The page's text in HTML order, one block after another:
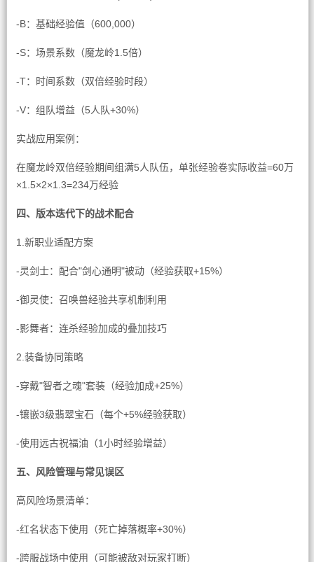
-B：基础经验值（600,000）
-S：场景系数（魔龙岭1.5倍）
-T：时间系数（双倍经验时段）
-V：组队增益（5人队+30%）
实战应用案例：
在魔龙岭双倍经验期间组满5人队伍，单张经验卷实际收益=60万
×1.5×2×1.3=234万经验
四、版本迭代下的战术配合
1.新职业适配方案
-灵剑士：配合"剑心通明"被动（经验获取+15%）
-御灵使：召唤兽经验共享机制利用
-影舞者：连杀经验加成的叠加技巧
2.装备协同策略
-穿戴"智者之魂"套装（经验加成+25%）
-镶嵌3级翡翠宝石（每个+5%经验获取）
-使用远古祝福油（1小时经验增益）
五、风险管理与常见误区
高风险场景清单：
-红名状态下使用（死亡掉落概率+30%）
-跨服战场中使用（可能被敌对玩家打断）